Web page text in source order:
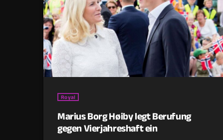
Royal
Marius Borg Høiby legt Berufung
gegen Vierjahreshaft ein